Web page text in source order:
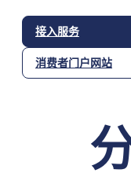
接入服务
消费者门户网站